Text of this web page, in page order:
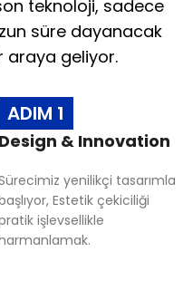
teknoloji, sadece
süre dayanacak
araya geliyor.
ADIM 1
Design & Innovation
yenilikçi tasarımla
Estetik çekiciliği
işlevsellikle